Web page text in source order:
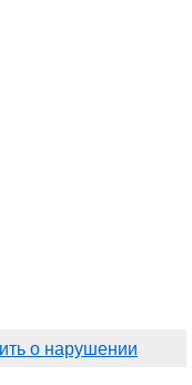
о нарушении